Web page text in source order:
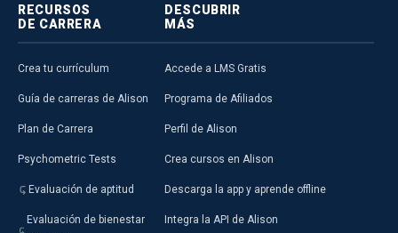
RECURSOS
DE CARRERA
Crea tu currículum
Guía de carreras de Alison
Plan de Carrera
Psychometric Tests
Evaluación de aptitud
Evaluación de bienestar
DESCUBRIR
MÁS
Accede a LMS Gratis
Programa de Afiliados
Perfil de Alison
Crea cursos en Alison
Descarga la app y aprende offline
Integra la API de Alison